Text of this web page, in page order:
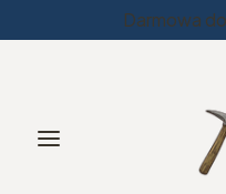
Darmowa
Menu